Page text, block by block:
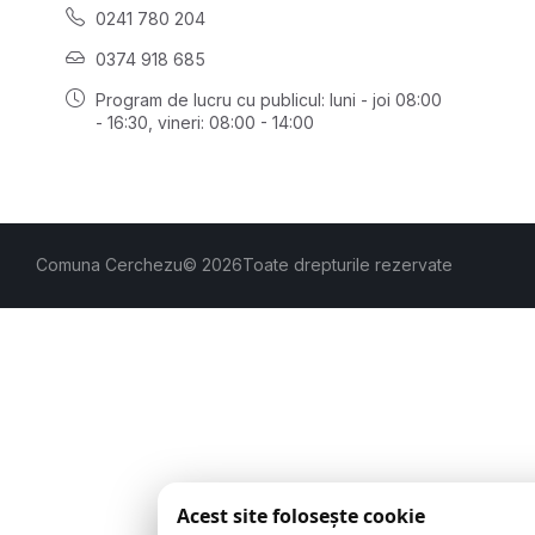
0241 780 204
0374 918 685
Program de lucru cu publicul: luni - joi 08:00
- 16:30 , vineri: 08:00 - 14:00
Comuna Cerchezu© 2026Toate drepturile rezervate
Acest site folosește cookie